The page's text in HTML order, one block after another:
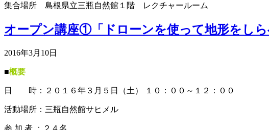
集合場所 島根県立三瓶自然館１階 レクチャールーム
オープン講座①「ドローンを使って地形をしら
2016年3月10日
■概要
日 時：２０１６年３月５日（土） １０：００～１２：００
活動場所：三瓶自然館サヒメル